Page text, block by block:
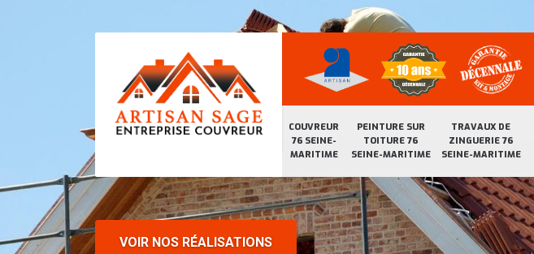
COUVREUR
76 SEINE-
MARITIME
PEINTURE SUR
TOITURE 76
SEINE-MARITIME
TRAVAUX DE
ZINGUERIE 76
SEINE-MARITIME
VOIR NOS RÉALISATIONS